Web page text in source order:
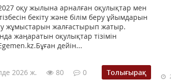
оқу жылына арналған оқулықтар мен
бекіту және білім беру ұйымдарын
жұмыстарын жалғастырып жатыр.
жаңаратын оқулықтар тізімін
дейін...
2026 ж. 80 0 Толығырақ